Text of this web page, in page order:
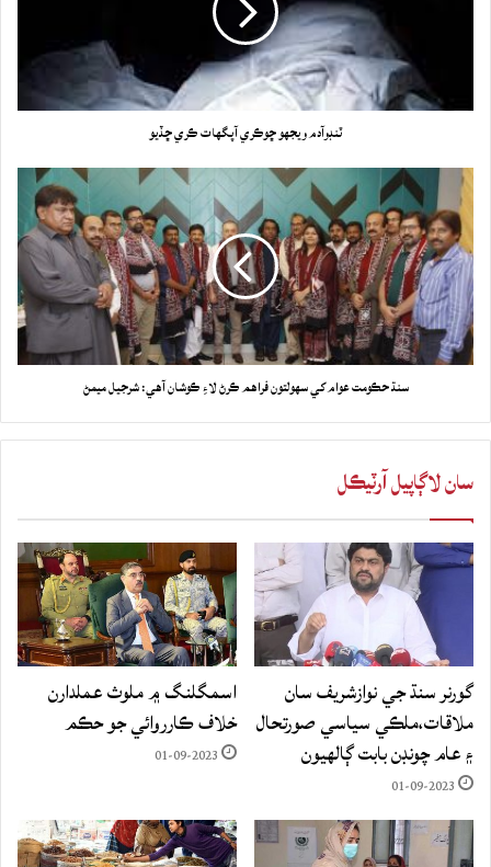
ٽنڊوآدم ويجهو ڇوڪري آپگهات ڪري ڇڏيو
سنڌ حڪومت عوام کي سهولتون فراهم ڪرڻ لاءِ ڪوشان آهي: شرجيل ميمڻ
سان لاڳاپيل آرٽيڪل
گورنر سنڌ جي نوازشريف سان
ملاقات،ملڪي سياسي صورتحال
۽ عام چونڊن بابت ڳالهيون
01-09-2023
اسمگلنگ ۾ ملوث عملدارن
خلاف ڪارروائي جو حڪم
01-09-2023